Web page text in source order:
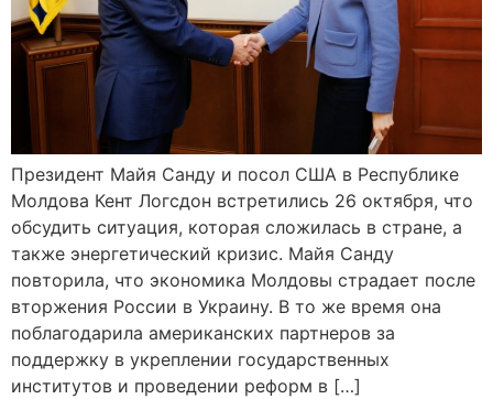
Президент Майя Санду и посол США в Республике
Молдова Кент Логсдон встретились 26 октября, что
обсудить ситуация, которая сложилась в стране, а
также энергетический кризис. Майя Санду
повторила, что экономика Молдовы страдает после
вторжения России в Украину. В то же время она
поблагодарила американских партнеров за
поддержку в укреплении государственных
институтов и проведении реформ в […]